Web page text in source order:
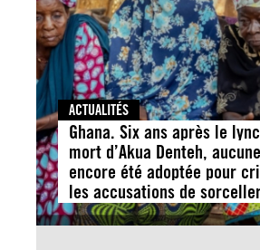
ACTUALITÉS
Ghana. Six ans après le
mort d’Akua Denteh,
encore été adoptée pour
les accusations de